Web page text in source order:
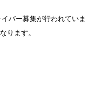
バー募集が行われていま
ります。